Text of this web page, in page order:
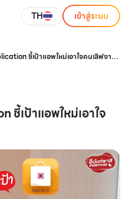
TH เข้าสู่ระบบ
ชี้เป้าแอพใหม่เอาใจคนเลิฟงา
ชี้เป้าแอพใหม่เอาใจ